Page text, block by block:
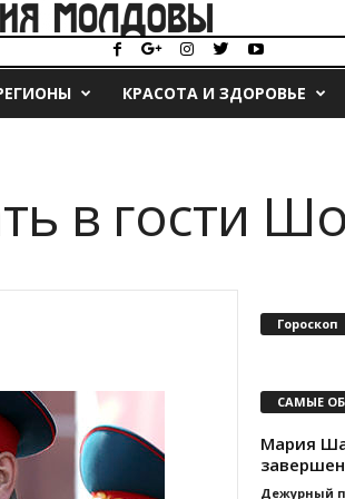
КРАСОТА И ЗДОРОВЬЕ
в гости
Гороскоп
САМЫЕ
Мария
Дежурный